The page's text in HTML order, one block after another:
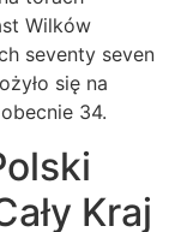
Wilków
seventy seven
się na
34.
Kraj